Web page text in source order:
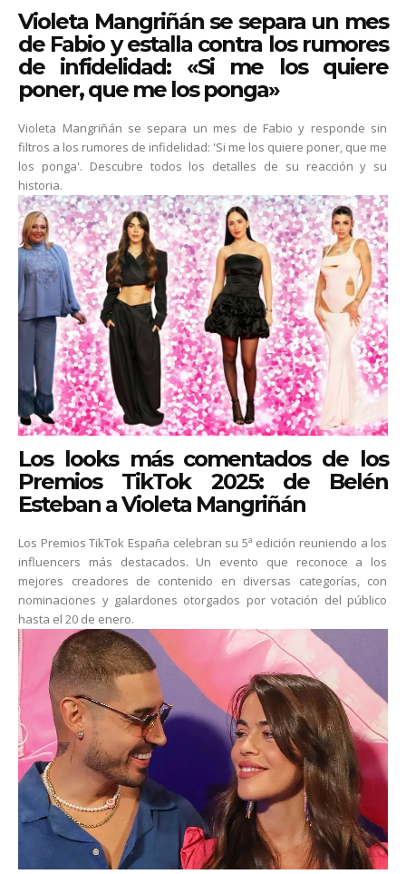
Violeta Mangriñán se separa un mes
de Fabio y estalla contra los rumores
de infidelidad: «Si me los quiere
poner, que me los ponga»
Violeta Mangriñán se separa un mes de Fabio y responde sin
filtros a los rumores de infidelidad: 'Si me los quiere poner, que me
los ponga'. Descubre todos los detalles de su reacción y su
historia.
Los looks más comentados de los
Premios TikTok 2025: de Belén
Esteban a Violeta Mangriñán
Los Premios TikTok España celebran su 5ª edición reuniendo a los
influencers más destacados. Un evento que reconoce a los
mejores creadores de contenido en diversas categorías, con
nominaciones y galardones otorgados por votación del público
hasta el 20 de enero.